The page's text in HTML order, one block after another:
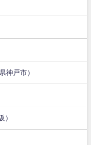
神戸市）
）